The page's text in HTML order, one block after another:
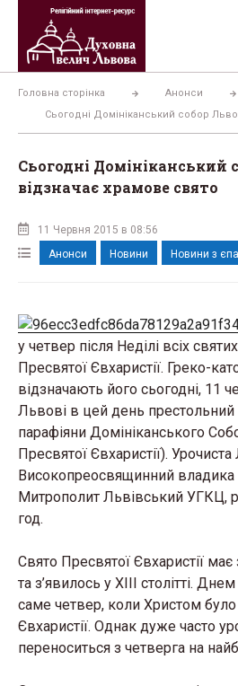
Перейти
вмісту
Головна сторінка
Анонси
Сьогодні Домініканський собор
Сьогодні Домініканський
відзначає храмове свято
11 Червня 2015 в 08:56
Анонси
Новини Новини з
у четвер після Неділі всіх
Пресвятої Євхаристії. Греко-
відзначають його сьогодні, 11
Львові в цей день
парафіяни Домініканського
Пресвятої Євхаристії). Урочиста
Високопреосвящинний владика
Митрополит Львівський УГКЦ,
год.
Свято Пресвятої Євхаристії
та з’явилось у ХІІІ столітті.
саме четвер, коли Христом
Євхаристії. Однак дуже часто
переноситься з четверга на